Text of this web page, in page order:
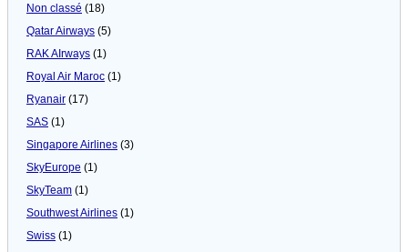
Non classé (18)
Qatar Airways (5)
RAK AIrways (1)
Royal Air Maroc (1)
Ryanair (17)
SAS (1)
Singapore Airlines (3)
SkyEurope (1)
SkyTeam (1)
Southwest Airlines (1)
Swiss (1)